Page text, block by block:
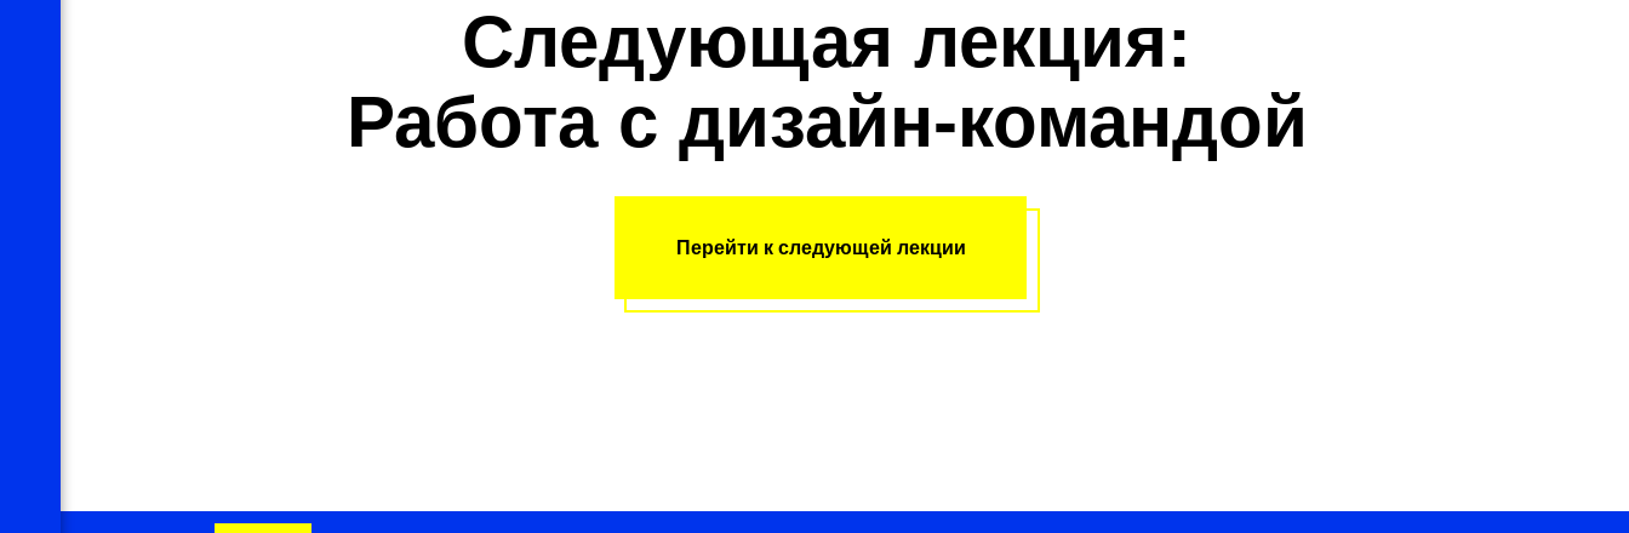
Следующая лекция:
Работа с дизайн-командой
Перейти к следующей лекции